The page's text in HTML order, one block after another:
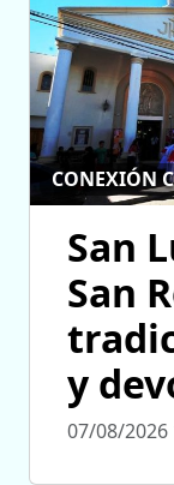
CONEXIÓN
San
San
y
07/08/2026